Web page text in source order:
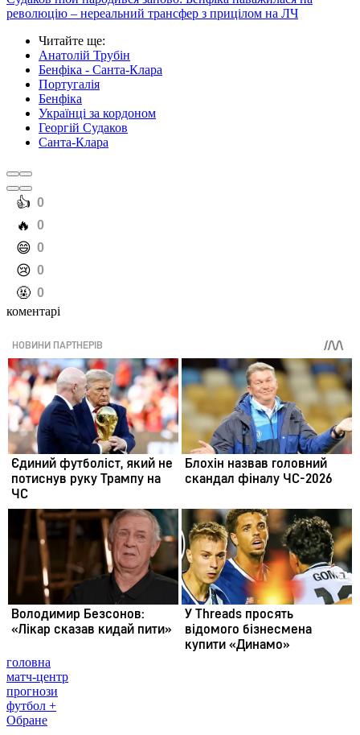
революцію – нереальний трансфер з прицілом на ЛЧ
Читайте ще:
Анатолій Трубін
Бенфіка - Санта-Клара
Португалія
Бенфіка
Українці за кордоном
Георгій Судаков
Санта-Клара
️👍 0
️🔥 0
️😄 0
️😢 0
️🤬 0
коментарі
головна
матч-центр
прогнози
футбол +
Обране